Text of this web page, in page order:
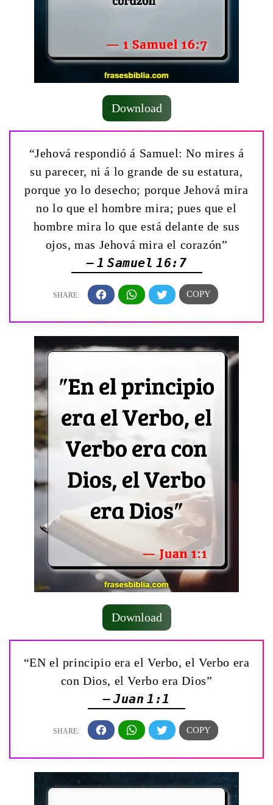
Download
“Jehová respondió á Samuel: No mires á
su parecer, ni á lo grande de su estatura,
porque yo lo desecho; porque Jehová mira
no lo que el hombre mira; pues que el
hombre mira lo que está delante de sus
ojos, mas Jehová mira el corazón”
— 1 Samuel 16:7
Download
“EN el principio era el Verbo, el Verbo era
con Dios, el Verbo era Dios”
— Juan 1:1